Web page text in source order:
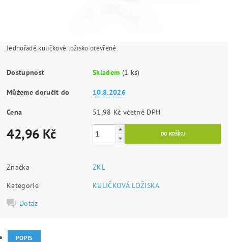
Jednořadé kuličkové ložisko otevřené.
Dostupnost Skladem (1 ks)
Můžeme doručit do 10.8.2026
Cena 51,98 Kč včetně DPH
42,96 Kč
Značka
ZKL
Kategorie
KULIČKOVÁ LOŽISKA
Dotaz
POPIS